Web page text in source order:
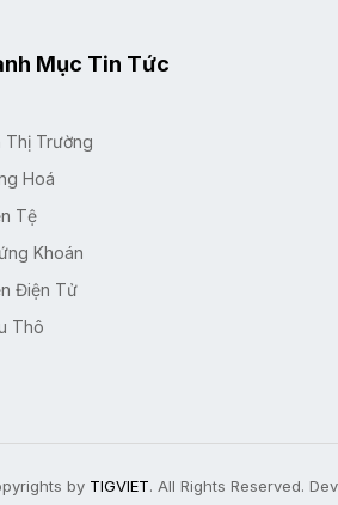
Mục Tin Tức
Thị Trường
Hoá
Tệ
Khoán
Điện Tử
Thô
by TIGVIET. All Rights Reserved.